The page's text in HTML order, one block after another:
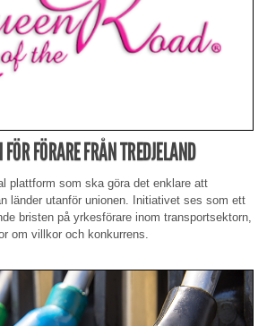
FÖRARE FRÅN TREDJELAND
plattform som ska göra det enklare att
länder utanför unionen. Initiativet ses som ett
bristen på yrkesförare inom transportsektorn,
om villkor och konkurrens.